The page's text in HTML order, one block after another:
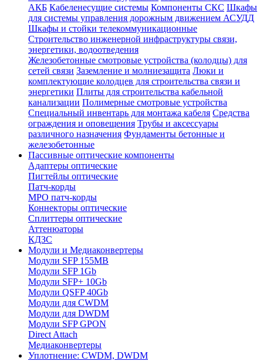
АКБ Кабеленесущие системы Компоненты СКС Шкафы
для системы управления дорожным движением АСУДД
Шкафы и стойки телекоммуникационные
Строительство инженерной инфраструктуры связи,
энергетики, водоотведения
Железобетонные смотровые устройства (колодцы) для
сетей связи Заземление и молниезащита Люки и
комплектующие колодцев для строительства связи и
энергетики Плиты для строительства кабельной
канализации Полимерные смотровые устройства
Специальный инвентарь для монтажа кабеля Средства
ограждения и оповещения Трубы и аксессуары
различного назначения Фундаменты бетонные и
железобетонные
Пассивные оптические компоненты
Адаптеры оптические
Пигтейлы оптические
Патч-корды
MPO патч-корды
Коннекторы оптические
Сплиттеры оптические
Аттенюаторы
КДЗС
Модули и Медиаконвертеры
Модули SFP 155MB
Модули SFP 1Gb
Модули SFP+ 10Gb
Модули QSFP 40Gb
Модули для CWDM
Модули для DWDM
Модули SFP GPON
Direct Attach
Медиаконвертеры
Уплотнение: CWDM, DWDM